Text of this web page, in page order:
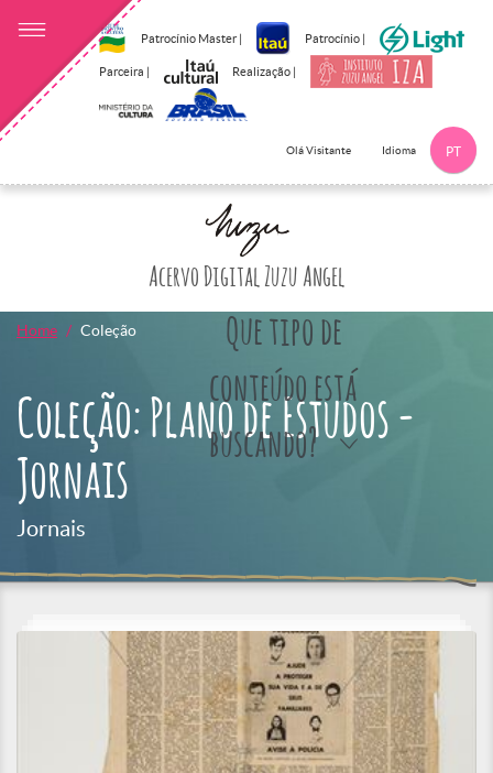
Patrocínio Master | Patrocínio |
Parceira | Realização |
Olá Visitante Idioma PT
Acervo Digital Zuzu Angel
Que tipo de
conteúdo está
buscando?
Home Coleção
Coleção: Plano de Estudos -
Jornais
Jornais